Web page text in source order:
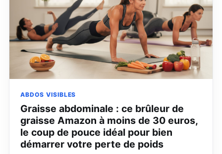
ABDOS VISIBLES
Graisse abdominale : ce brûleur de
graisse Amazon à moins de 30 euros,
le coup de pouce idéal pour bien
démarrer votre perte de poids